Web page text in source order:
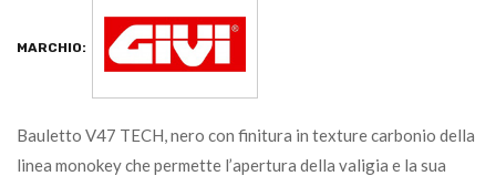
MARCHIO:
Bauletto V47 TECH, nero con finitura in texture carbonio della
linea monokey che permette l’apertura della valigia e la sua